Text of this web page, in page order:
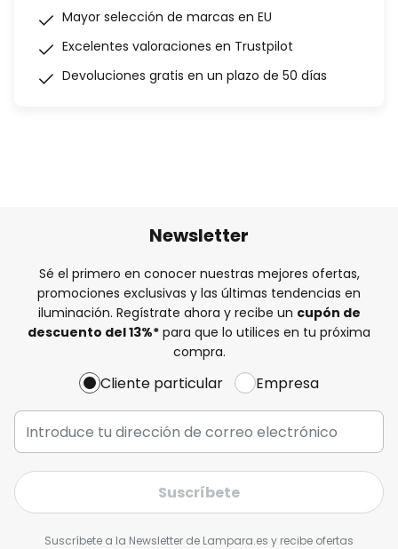
Mayor selección de marcas en EU
Excelentes valoraciones en Trustpilot
Devoluciones gratis en un plazo de 50 días
Newsletter
Sé el primero en conocer nuestras mejores ofertas,
promociones exclusivas y las últimas tendencias en
iluminación. Regístrate ahora y recibe un cupón de
descuento del13%* para que lo utilices en tu próxima
compra.
Cliente particular Empresa
Suscríbete
Suscríbete a la Newsletter de Lampara.es y recibe ofertas